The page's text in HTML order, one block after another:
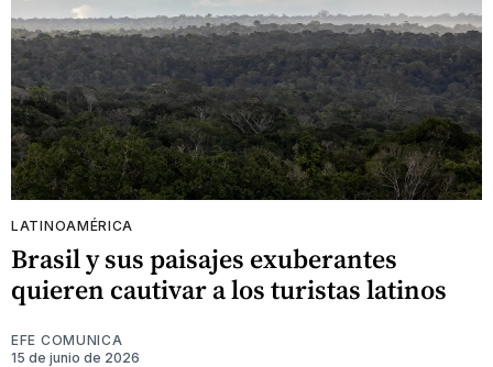
LATINOAMÉRICA
Brasil y sus paisajes exuberantes
quieren cautivar a los turistas latinos
EFE COMUNICA
15 de junio de 2026